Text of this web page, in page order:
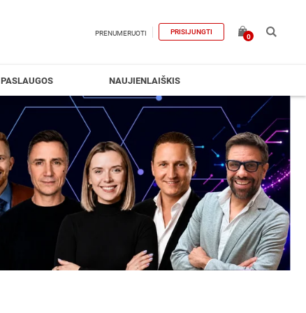
PRENUMERUOTI PRISIJUNGTI
0
PASLAUGOS NAUJIENLAIŠKIS